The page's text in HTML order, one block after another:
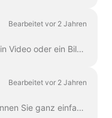
Bearbeitet vor 2 Jahren
In Wave.video können Sie in ein Video oder ein Bild hinein- und herauszoomen. Um ein- und auszuzoomen, wechseln Sie im Schritt Bearbeiten auf den Reiter "Video/Bild" (siehe...
Bearbeitet vor 2 Jahren
Mit dem wave.video Editor können Sie ganz einfach jedes Objekt oder jeden Text im Video weichzeichnen oder verpixeln. Öffnen Sie zunächst den Editor und wählen Sie "Overlays & Sticker", dann ...